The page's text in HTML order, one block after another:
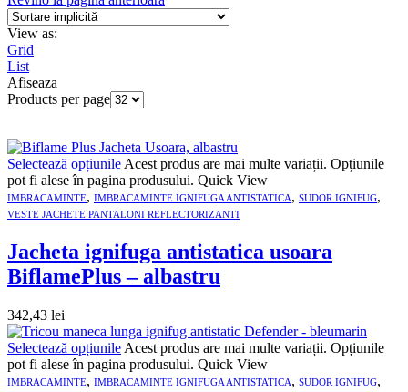
View as:
Grid
List
Afiseaza
Products per page
Selectează opțiunileAcest produs are mai multe variații. Opțiunile
pot fi alese în pagina produsului. Quick View
IMBRACAMINTE, IMBRACAMINTE IGNIFUGA ANTISTATICA, SUDOR IGNIFUG,
VESTE JACHETE PANTALONI REFLECTORIZANTI
Jacheta ignifuga antistatica usoara
BiflamePlus – albastru
342,43 lei
Selectează opțiunile Acest produs are mai multe variații. Opțiunile
pot fi alese în pagina produsului. Quick View
IMBRACAMINTE, IMBRACAMINTE IGNIFUGA ANTISTATICA, SUDOR IGNIFUG,